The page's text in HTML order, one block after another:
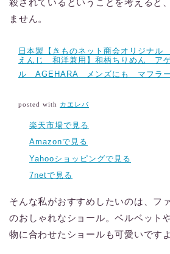
ません。
日本製【きものネット商会オリジナ
えんじ 和洋兼用】和柄ちりめん ア
ル AGEHARA メンズにも マフラー
posted with カエレバ
楽天市場で見る
Amazonで見る
Yahooショッピングで見る
7netで見る
そんな私がおすすめしたいのは、フ
のおしゃれなショール。ベルベット
物に合わせたショールも可愛いです